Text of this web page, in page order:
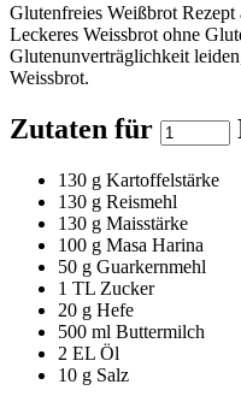
Glutenfreies Weißbrot
Leckeres Weissbrot ohne
Glutenunverträglichkeit
Weissbrot.
Zutaten für
130 g Kartoffelstärke
130 g Reismehl
130 g Maisstärke
100 g Masa Harina
50 g Guarkernmehl
1 TL Zucker
20 g Hefe
500 ml Buttermilch
2 EL Öl
10 g Salz